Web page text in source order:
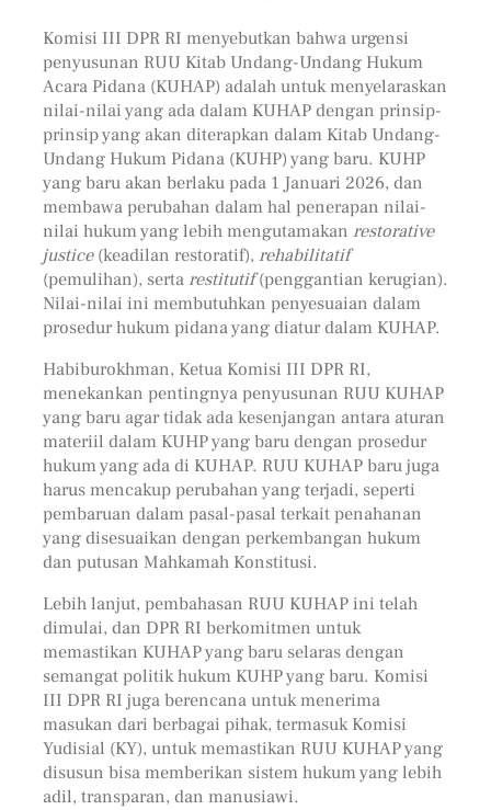
Komisi III DPR RI menyebutkan bahwa urgensi
penyusunan RUU Kitab Undang-Undang Hukum
Acara Pidana (KUHAP) adalah untuk menyelaraskan
nilai-nilai yang ada dalam KUHAP dengan prinsip-
prinsip yang akan diterapkan dalam Kitab Undang-
Undang Hukum Pidana (KUHP) yang baru. KUHP
yang baru akan berlaku pada 1 Januari 2026, dan
membawa perubahan dalam hal penerapan nilai-
nilai hukum yang lebih mengutamakan restorative
justice(keadilan restoratif), rehabilitatif
(pemulihan), serta restitutif(penggantian kerugian).
Nilai-nilai ini membutuhkan penyesuaian dalam
prosedur hukum pidana yang diatur dalam KUHAP.
Habiburokhman, Ketua Komisi III DPR RI,
menekankan pentingnya penyusunan RUU KUHAP
yang baru agar tidak ada kesenjangan antara aturan
materiil dalam KUHP yang baru dengan prosedur
hukum yang ada di KUHAP. RUU KUHAP baru juga
harus mencakup perubahan yang terjadi, seperti
pembaruan dalam pasal-pasal terkait penahanan
yang disesuaikan dengan perkembangan hukum
dan putusan Mahkamah Konstitusi.
Lebih lanjut, pembahasan RUU KUHAP ini telah
dimulai, dan DPR RI berkomitmen untuk
memastikan KUHAP yang baru selaras dengan
semangat politik hukum KUHP yang baru. Komisi
III DPR RI juga berencana untuk menerima
masukan dari berbagai pihak, termasuk Komisi
Yudisial (KY), untuk memastikan RUU KUHAP yang
disusun bisa memberikan sistem hukum yang lebih
adil, transparan, dan manusiawi.